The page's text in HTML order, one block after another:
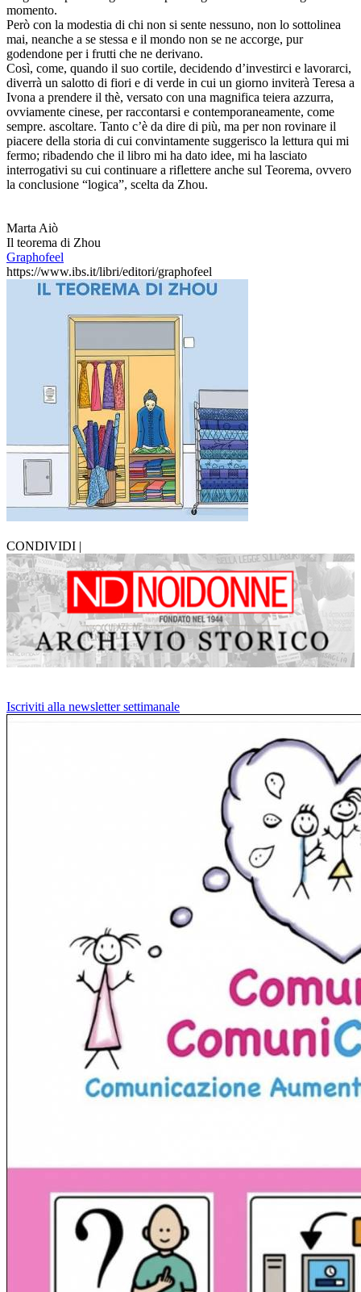
momento.
Però con la modestia di chi non si sente nessuno, non lo sottolinea
mai, neanche a se stessa e il mondo non se ne accorge, pur
godendone per i frutti che ne derivano.
Così, come, quando il suo cortile, decidendo d’investirci e lavorarci,
diverrà un salotto di fiori e di verde in cui un giorno inviterà Teresa a
Ivona a prendere il thè, versato con una magnifica teiera azzurra,
ovviamente cinese, per raccontarsi e contemporaneamente, come
sempre. ascoltare. Tanto c’è da dire di più, ma per non rovinare il
piacere della storia di cui convintamente suggerisco la lettura qui mi
fermo; ribadendo che il libro mi ha dato idee, mi ha lasciato
interrogativi su cui continuare a riflettere anche sul Teorema, ovvero
la conclusione “logica”, scelta da Zhou.
Marta Aiò
Il teorema di Zhou
Graphofeel
https://www.ibs.it/libri/editori/graphofeel
CONDIVIDI |
Iscriviti alla newsletter settimanale